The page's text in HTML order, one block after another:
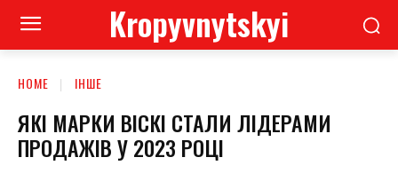
Kropyvnytskyi
HOME ІНШЕ
ЯКІ МАРКИ ВІСКІ СТАЛИ ЛІДЕРАМИ
ПРОДАЖІВ У 2023 РОЦІ